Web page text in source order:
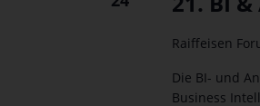
Raiffeisen
Die BI- und
Business